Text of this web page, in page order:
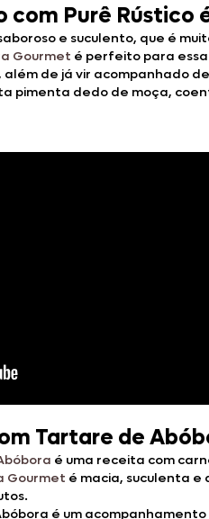
com Purê
e suculento, que é
Gourmet é perfeito para
de já vir acompanhado
pimenta dedo de moça,
Tartare de
é uma receita com
Gourmet é macia, suculenta e
é um